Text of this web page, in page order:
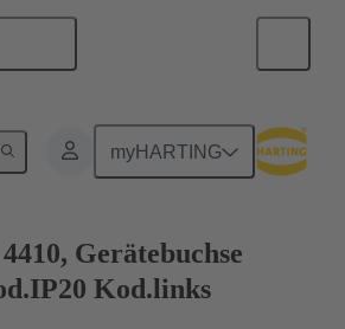
myHARTING
Gerätebuchse
Kod.links